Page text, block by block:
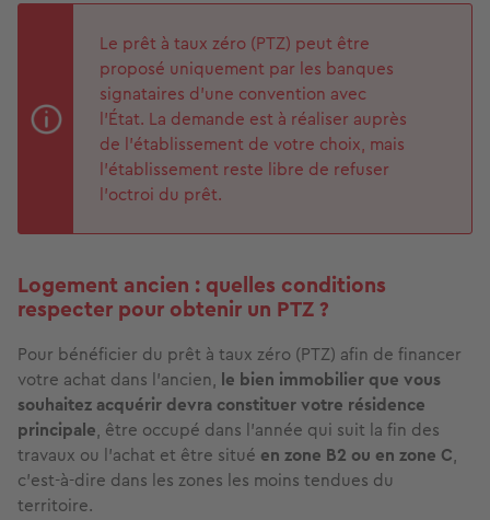
Le prêt à taux zéro (PTZ) peut être
proposé uniquement par les banques
signataires d’une convention avec
l'État. La demande est à réaliser auprès
de l'établissement de votre choix, mais
l’établissement reste libre de refuser
l’octroi du prêt.
Logement ancien : quelles conditions
respecter pour obtenir un PTZ ?
Pour bénéficier du prêt à taux zéro (PTZ) afin de financer
votre achat dans l’ancien, le bien immobilier que vous
souhaitez acquérir devra constituer votre résidence
principale, être occupé dans l’année qui suit la fin des
travaux ou l’achat et être situé en zone B2 ou en zone C,
c’est-à-dire dans les zones les moins tendues du
territoire.